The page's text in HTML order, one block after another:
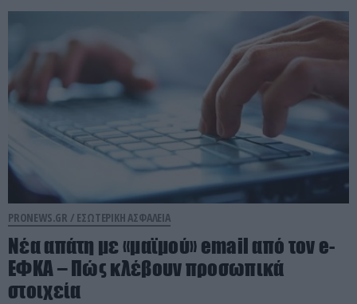
PRONEWS.GR / ΕΣΩΤΕΡΙΚΗ ΑΣΦΑΛΕΙΑ
Νέα απάτη με «μαϊμού» email από τον e-
ΕΦΚΑ – Πώς κλέβουν προσωπικά
στοιχεία